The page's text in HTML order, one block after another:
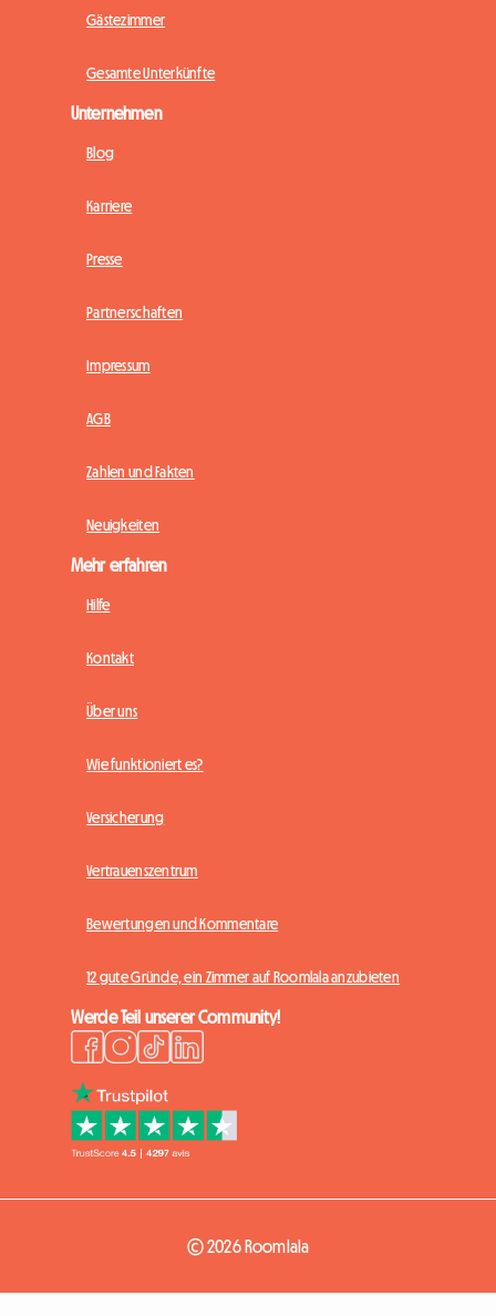
Gästezimmer
Gesamte Unterkünfte
Unternehmen
Blog
Karriere
Presse
Partnerschaften
Impressum
AGB
Zahlen und Fakten
Neuigkeiten
Mehr erfahren
Hilfe
Kontakt
Über uns
Wie funktioniert es?
Versicherung
Vertrauenszentrum
Bewertungen und Kommentare
12 gute Gründe, ein Zimmer auf Roomlala anzubieten
Werde Teil unserer Community!
© 2026 Roomlala